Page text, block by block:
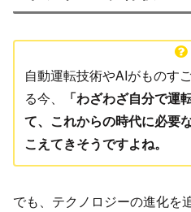
自動運転技術やAIがものす
る今、
「わざわざ自分で運
て、これからの時代に必要
こえてきそうですよね。
でも、テクノロジーの進化を